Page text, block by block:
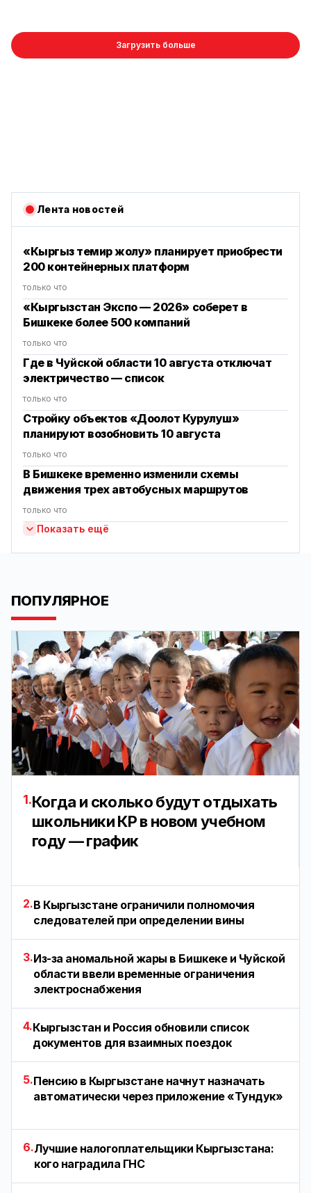
Загрузить больше
Лента новостей
«Кыргыз темир жолу» планирует приобрести
200 контейнерных платформ
только что
«Кыргызстан Экспо — 2026» соберет в
Бишкеке более 500 компаний
только что
Где в Чуйской области 10 августа отключат
электричество — список
только что
Стройку объектов «Доолот Курулуш»
планируют возобновить 10 августа
только что
В Бишкеке временно изменили схемы
движения трех автобусных маршрутов
только что
Показать ещё
ПОПУЛЯРНОЕ
1.Когда и сколько будут отдыхать
школьники КР в новом учебном
году — график
2.В Кыргызстане ограничили полномочия
следователей при определении вины
3.Из-за аномальной жары в Бишкеке и Чуйской
области ввели временные ограничения
электроснабжения
4.Кыргызстан и Россия обновили список
документов для взаимных поездок
5.Пенсию в Кыргызстане начнут назначать
автоматически через приложение «Тундук»
6.Лучшие налогоплательщики Кыргызстана:
кого наградила ГНС